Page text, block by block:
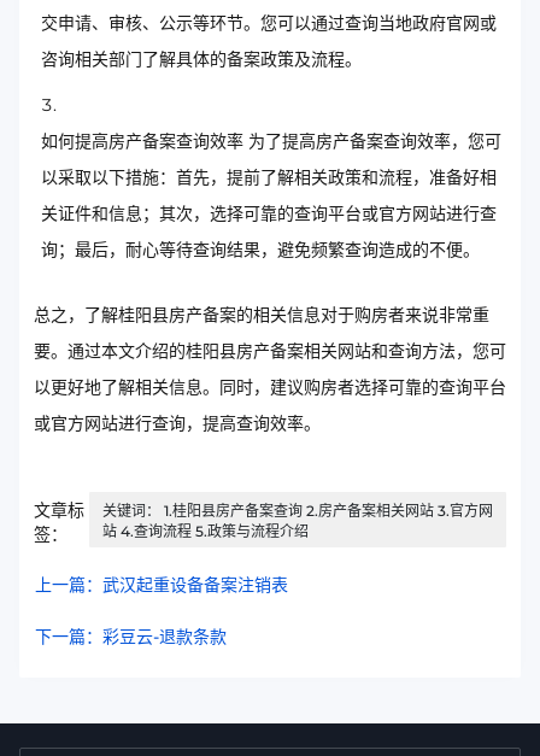
交申请、审核、公示等环节。您可以通过查询当地政府官网或
咨询相关部门了解具体的备案政策及流程。
如何提高房产备案查询效率 为了提高房产备案查询效率，您可
以采取以下措施：首先，提前了解相关政策和流程，准备好相
关证件和信息；其次，选择可靠的查询平台或官方网站进行查
询；最后，耐心等待查询结果，避免频繁查询造成的不便。
总之，了解桂阳县房产备案的相关信息对于购房者来说非常重
要。通过本文介绍的桂阳县房产备案相关网站和查询方法，您可
以更好地了解相关信息。同时，建议购房者选择可靠的查询平台
或官方网站进行查询，提高查询效率。
文章标
签：
关键词： 1.桂阳县房产备案查询 2.房产备案相关网站 3.官方网
站 4.查询流程 5.政策与流程介绍
上一篇：武汉起重设备备案注销表
下一篇：彩豆云-退款条款